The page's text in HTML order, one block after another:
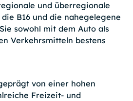
und überregionale
B16 und die nahegelegene
sowohl mit dem Auto als
Verkehrsmitteln bestens
von einer hohen
Freizeit- und